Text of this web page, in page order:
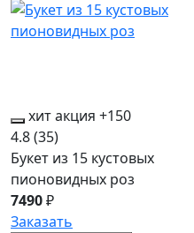
хитакция +150
4.8(35)
Букет из 15 кустовых
пионовидных роз
7490₽
Заказать